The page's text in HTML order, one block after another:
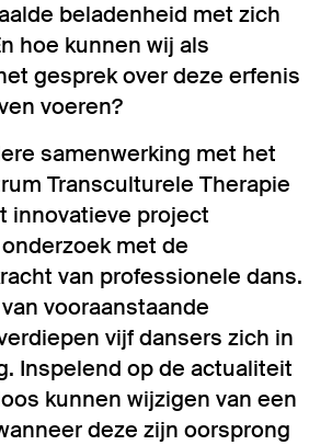
beladenheid met zich
hoe kunnen wij als
gesprek over deze erfenis
voeren?
samenwerking met het
Transculturele Therapie
innovatieve project
met de
van professionele dans.
vooraanstaande
vijf dansers zich in
Inspelend op de actualiteit
kunnen wijzigen van een
deze zijn oorsprong